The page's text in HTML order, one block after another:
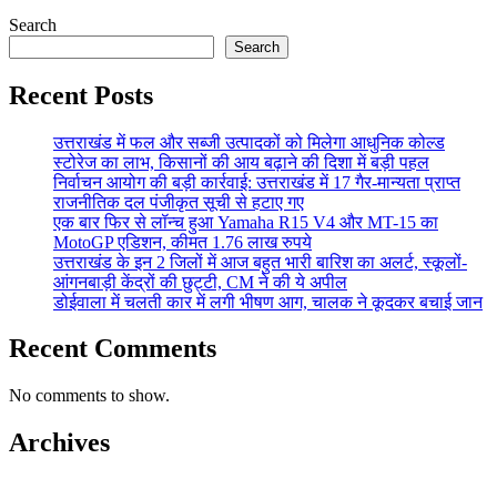
Search
Search
Recent Posts
उत्तराखंड में फल और सब्जी उत्पादकों को मिलेगा आधुनिक कोल्ड
स्टोरेज का लाभ, किसानों की आय बढ़ाने की दिशा में बड़ी पहल
निर्वाचन आयोग की बड़ी कार्रवाई: उत्तराखंड में 17 गैर-मान्यता प्राप्त
राजनीतिक दल पंजीकृत सूची से हटाए गए
एक बार फिर से लॉन्च हुआ Yamaha R15 V4 और MT-15 का
MotoGP एडिशन, कीमत 1.76 लाख रुपये
उत्तराखंड के इन 2 जिलों में आज बहुत भारी बारिश का अलर्ट, स्कूलों-
आंगनबाड़ी केंद्रों की छुट्टी, CM ने की ये अपील
डोईवाला में चलती कार में लगी भीषण आग, चालक ने कूदकर बचाई जान
Recent Comments
No comments to show.
Archives